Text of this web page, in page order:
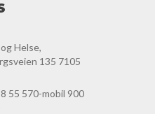
Helse,
135 7105
55 570-mobil 900